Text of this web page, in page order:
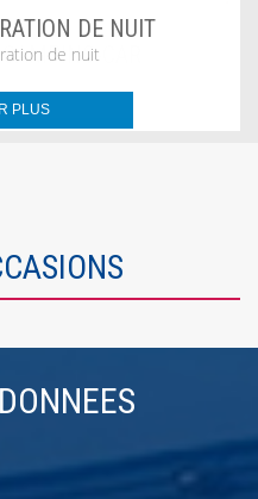
DE NUIT
de nuit
PLUS